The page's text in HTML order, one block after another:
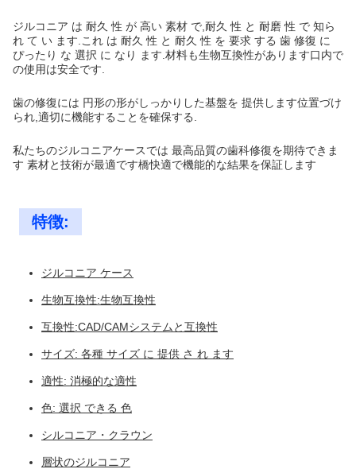
ジルコニア は 耐久 性 が 高い 素材 で,耐久 性 と 耐磨 性 で 知ら
れ て い ます.これ は 耐久 性 と 耐久 性 を 要求 する 歯 修復 に
ぴったり な 選択 に なり ます.材料も生物互換性があります口内で
の使用は安全です.
歯の修復には 円形の形がしっかりした基盤を 提供します位置づけ
られ,適切に機能することを確保する.
私たちのジルコニアケースでは 最高品質の歯科修復を期待できま
す 素材と技術が最適です橋快適で機能的な結果を保証します
特徴:
ジルコニア ケース
生物互換性:生物互換性
互換性:CAD/CAMシステムと互換性
サイズ: 各種 サイズ に 提供 さ れ ます
適性: 消極的な適性
色: 選択 できる 色
シルコニア・クラウン
層状のジルコニア